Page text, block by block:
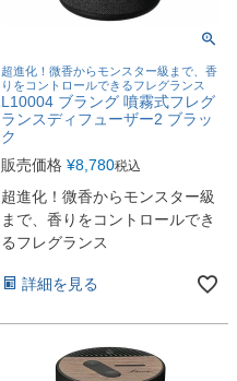
超進化！微香からモンスター級まで、香
りをコントロールできるフレグランス
L10004 ブラング 噴霧式フレグ
ランスディフューザー2 ブラッ
ク
販売価格 ¥8,780税込
超進化！微香からモンスター級
まで、香りをコントロールでき
るフレグランス
詳細を見る